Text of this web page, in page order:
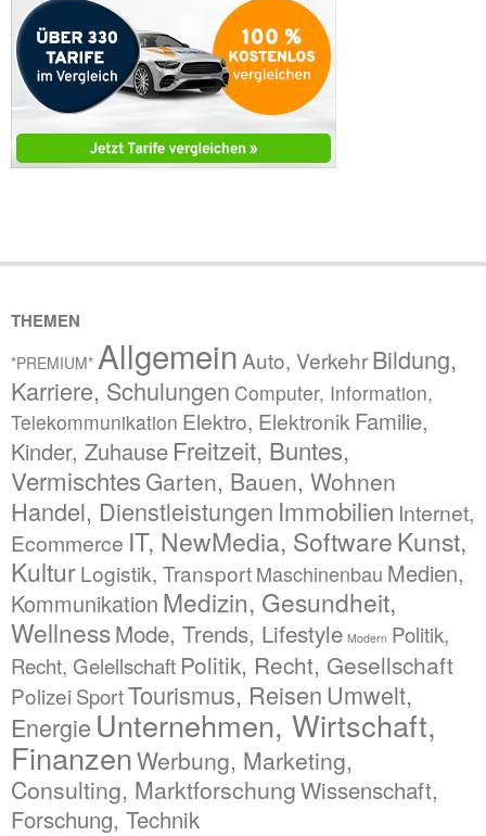
THEMEN
*PREMIUM* Allgemein Auto, VerkehrBildung,
Karriere, Schulungen Computer, Information,
Telekommunikation Elektro, Elektronik Familie,
Kinder, Zuhause Freitzeit, Buntes,
Vermischtes Garten, Bauen, Wohnen
Handel, Dienstleistungen Immobilien Internet,
Ecommerce IT, NewMedia, SoftwareKunst,
KulturLogistik, TransportMaschinenbau Medien,
Kommunikation Medizin, Gesundheit,
WellnessMode, Trends, Lifestyle Modern Politik,
Recht, Gelellschaft Politik, Recht, Gesellschaft
Polizei SportTourismus, Reisen Umwelt,
Energie Unternehmen, Wirtschaft,
FinanzenWerbung, Marketing,
Consulting, MarktforschungWissenschaft,
Forschung, Technik